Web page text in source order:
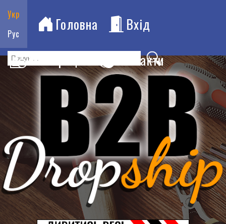
Укр
Рус
Головна
Вхід
Реєстрація
Контакти